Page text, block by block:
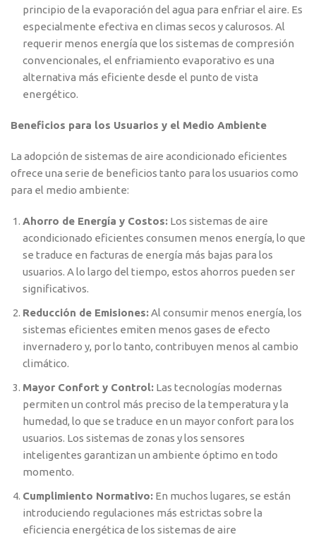
principio de la evaporación del agua para enfriar el aire. Es
especialmente efectiva en climas secos y calurosos. Al
requerir menos energía que los sistemas de compresión
convencionales, el enfriamiento evaporativo es una
alternativa más eficiente desde el punto de vista
energético.
Beneficios para los Usuarios y el Medio Ambiente
La adopción de sistemas de aire acondicionado eficientes
ofrece una serie de beneficios tanto para los usuarios como
para el medio ambiente:
Ahorro de Energía y Costos: Los sistemas de aire
acondicionado eficientes consumen menos energía, lo que
se traduce en facturas de energía más bajas para los
usuarios. A lo largo del tiempo, estos ahorros pueden ser
significativos.
Reducción de Emisiones:Al consumir menos energía, los
sistemas eficientes emiten menos gases de efecto
invernadero y, por lo tanto, contribuyen menos al cambio
climático.
Mayor Confort y Control: Las tecnologías modernas
permiten un control más preciso de la temperatura y la
humedad, lo que se traduce en un mayor confort para los
usuarios. Los sistemas de zonas y los sensores
inteligentes garantizan un ambiente óptimo en todo
momento.
Cumplimiento Normativo: En muchos lugares, se están
introduciendo regulaciones más estrictas sobre la
eficiencia energética de los sistemas de aire